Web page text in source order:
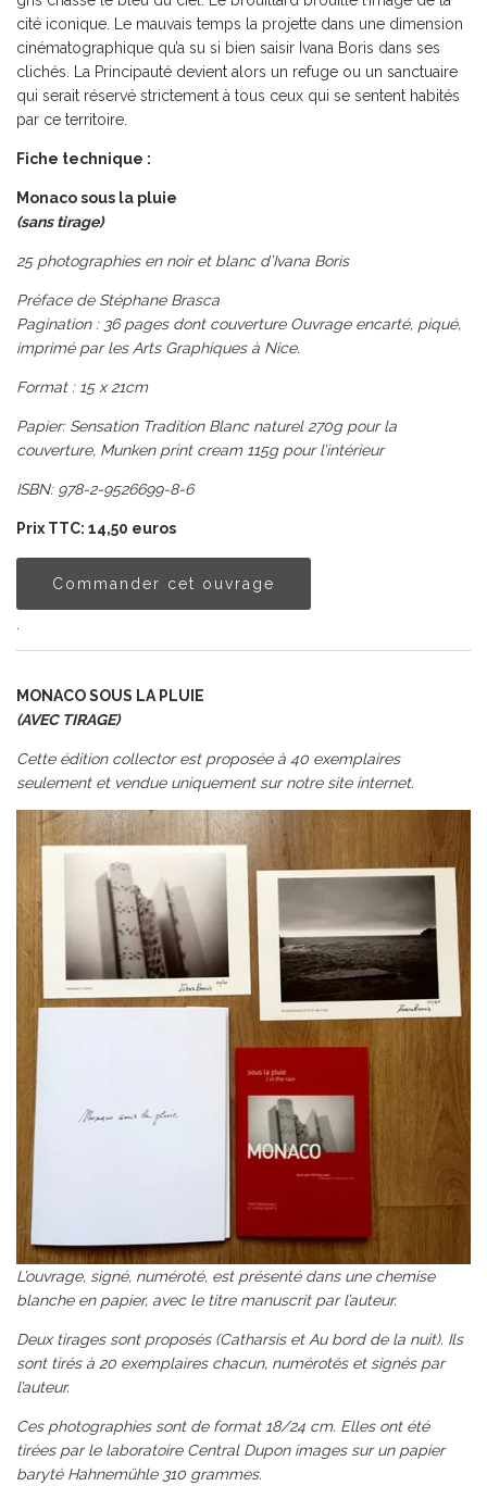
cité iconique. Le mauvais temps la projette dans une dimension
cinématographique qu’a su si bien saisir Ivana Boris dans ses
clichés. La Principauté devient alors un refuge ou un sanctuaire
qui serait réservé strictement à tous ceux qui se sentent habités
par ce territoire.
Fiche technique :
Monaco sous la pluie
(sans tirage)
25 photographies en noir et blanc d’Ivana Boris
Préface de Stéphane Brasca
Pagination : 36 pages dont couverture Ouvrage encarté, piqué,
imprimé par les Arts Graphiques à Nice.
Format : 15 x 21cm
Papier: Sensation Tradition Blanc naturel 270g pour la
couverture, Munken print cream 115g pour l’intérieur
ISBN: 978-2-9526699-8-6
Prix TTC: 14,50 euros
Commander cet ouvrage
MONACO SOUS LA PLUIE
(AVEC TIRAGE)
Cette édition collector est proposée à 40 exemplaires
seulement et vendue uniquement sur notre site internet.
L’ouvrage, signé, numéroté, est présenté dans une chemise
blanche en papier, avec le titre manuscrit par l’auteur.
Deux tirages sont proposés (Catharsis et Au bord de la nuit). Ils
sont tirés à 20 exemplaires chacun, numérotés et signés par
l’auteur.
Ces photographies sont de format 18/24 cm. Elles ont été
tirées par le laboratoire Central Dupon images sur un papier
baryté Hahnemühle 310 grammes.